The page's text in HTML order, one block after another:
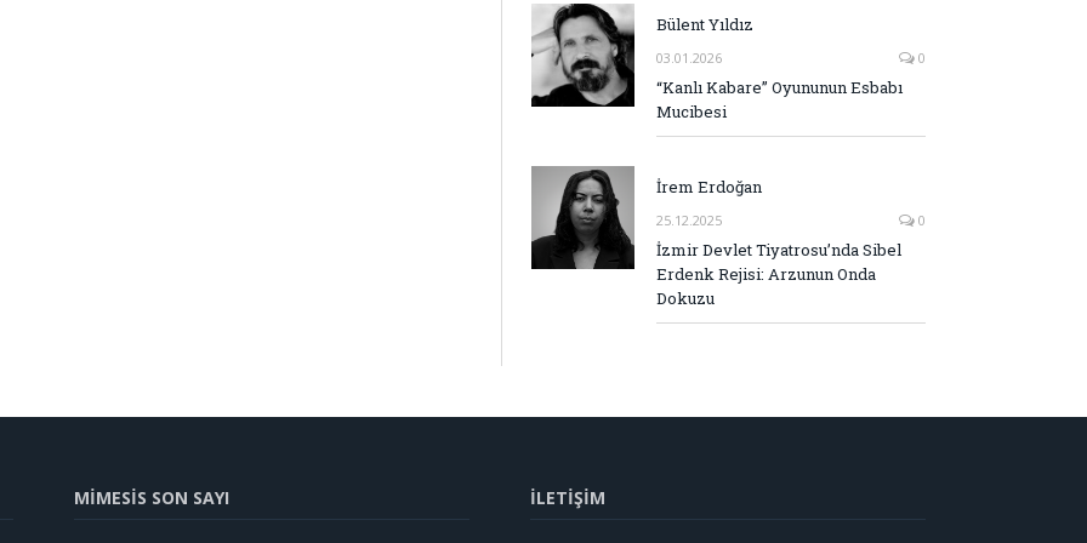
Bülent Yıldız
03.01.2026 0
“Kanlı Kabare” Oyununun Esbabı
Mucibesi
İrem Erdoğan
25.12.2025 0
İzmir Devlet Tiyatrosu’nda Sibel
Erdenk Rejisi: Arzunun Onda
Dokuzu
MİMESİS SON SAYI İLETİŞİM